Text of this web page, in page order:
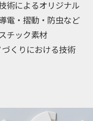
術によるオリジナル
電・摺動・防虫など
チック素材
くりにおける技術